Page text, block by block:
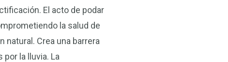
El acto de podar
la salud de
natural. Crea una barrera
la lluvia. La